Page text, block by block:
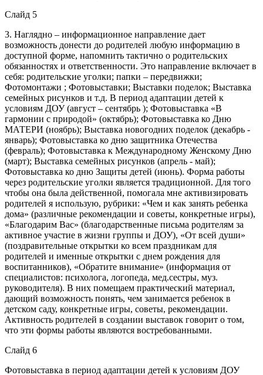
Слайд 5
3. Наглядно – информационное направление дает
возможность донести до родителей любую информацию в
доступной форме, напомнить тактично о родительских
обязанностях и ответственности. Это направление включает в
себя: родительские уголки; папки – передвижки;
Фотомонтажи ; Фотовыставки; Выставки поделок; Выставка
семейных рисунков и т.д. В период адаптации детей к
условиям ДОУ (август – сентябрь ); Фотовыставка «В
гармонии с природой» (октябрь); Фотовыставка ко Дню
МАТЕРИ (ноябрь); Выставка новогодних поделок (декабрь -
январь); Фотовыставка ко дню защитника Отечества
(февраль); Фотовыставка к Международному Женскому Дню
(март); Выставка семейных рисунков (апрель - май);
Фотовыставка ко дню Защиты детей (июнь). Форма работы
через родительские уголки является традиционной. Для того
чтобы она была действенной, помогала мне активизировать
родителей я использую, рубрики: «Чем и как занять ребенка
дома» (различные рекомендации и советы, конкретные игры),
«Благодарим Вас» (благодарственные письма родителям за
активное участие в жизни группы и ДОУ), «От всей души»
(поздравительные открытки ко всем праздникам для
родителей и именные открытки с днем рождения для
воспитанников), «Обратите внимание» (информация от
специалистов: психолога, логопеда, мед.сестры, муз.
руководителя). В них помещаем практический материал,
дающий возможность понять, чем занимается ребенок в
детском саду, конкретные игры, советы, рекомендации.
Активность родителей в создании выставок говорит о том,
что эти формы работы являются востребованными.
Слайд 6
Фотовыставка в период адаптации детей к условиям ДОУ